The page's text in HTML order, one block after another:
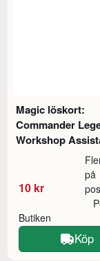
Magic löskort:
Commander
Workshop
10 kr
på
Butiken
Köp